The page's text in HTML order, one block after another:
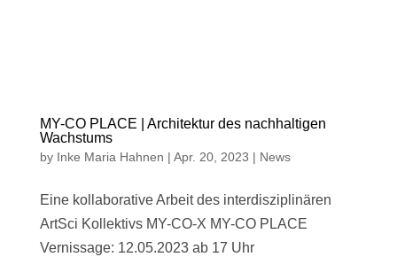
MY-CO PLACE | Architektur des nachhaltigen
Wachstums
by Inke Maria Hahnen | Apr. 20, 2023 | News
Eine kollaborative Arbeit des interdisziplinären
ArtSci Kollektivs MY-CO-X MY-CO PLACE
Vernissage: 12.05.2023 ab 17 Uhr